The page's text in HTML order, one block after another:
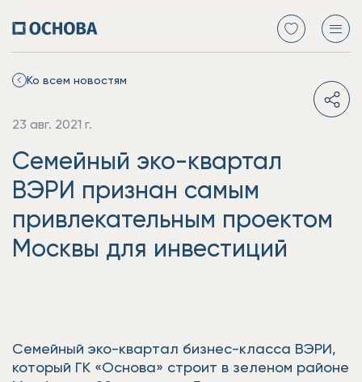
Ко всем новостям
23 авг. 2021 г.
Семейный эко-квартал
ВЭРИ признан самым
привлекательным проектом
Москвы для инвестиций
Семейный эко-квартал бизнес-класса ВЭРИ,
который ГК «Основа» строит в зеленом районе